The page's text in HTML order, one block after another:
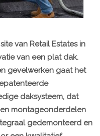
van Retail Estates in
van een plat dak.
gevelwerken gaat het
daksysteem, dat
montageonderdelen
gedemonteerd en